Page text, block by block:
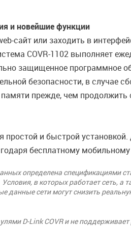
и новейшие функции
сайт или заходить в
COVR-1102 выполняет
защищенное программное
безопасности, в случае
прежде, чем продолжить
простой и быстрой
бесплатному
определена спецификациями
в которых работает
данные сети могут снизить
D-Link COVR и не